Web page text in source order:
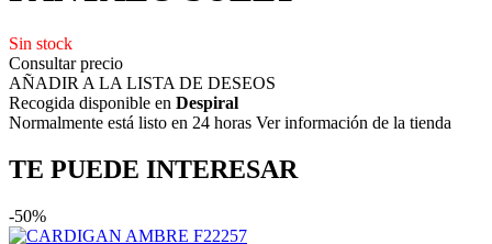
Sin stock
Consultar precio
AÑADIR A LA LISTA DE DESEOS
Recogida disponible en Despiral
Normalmente está listo en 24 horas Ver información de la tienda
TE PUEDE INTERESAR
-50%